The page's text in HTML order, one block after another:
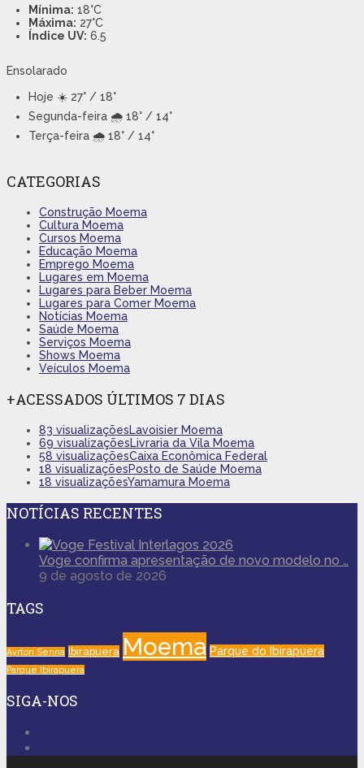
Mínima: 18°C
Máxima: 27°C
Índice UV: 6.5
Ensolarado
Hoje ☀️ 27° / 18°
Segunda-feira 🌧️ 18° / 14°
Terça-feira 🌧️ 18° / 14°
CATEGORIAS
Construção Moema
Cultura Moema
Cursos Moema
Educação Moema
Emprego Moema
Lugares em Moema
Lugares para Beber Moema
Lugares para Comer Moema
Notícias Moema
Saúde Moema
Serviços Moema
Shows Moema
Veículos Moema
+ACESSADOS ÚLTIMOS 7 DIAS
83 visualizaçõesLavoisier Moema
69 visualizaçõesLivraria da Vila Moema
58 visualizaçõesCaixa Econômica Federal
18 visualizaçõesPosto de Saúde Moema
18 visualizaçõesYamamura Moema
NOTÍCIAS RECENTES
Voge confirma apresentação de novo modelo no …
9 de agosto de 2026
TAGS
Ayrton Senna Ibirapuera Moema Parque do Ibirapuera
Parque Ibirapuera
SIGA-NOS